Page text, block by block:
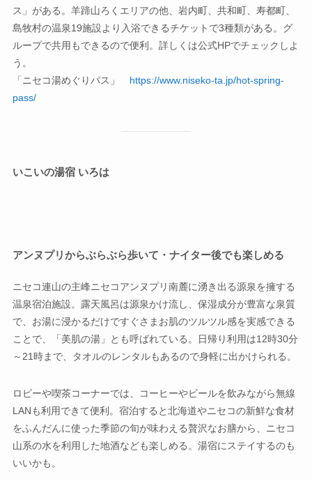
ス」がある。羊蹄山ろくエリアの他、岩内町、共和町、寿都町、
島牧村の温泉19施設より入浴できるチケットで3種類がある。グ
ループで共用もできるので便利。詳しくは公式HPでチェックしよ
う。
「ニセコ湯めぐりパス」 https://www.niseko-ta.jp/hot-spring-
pass/
いこいの湯宿 いろは
アンヌプリからぶらぶら歩いて・ナイター後でも楽しめる
ニセコ連山の主峰ニセコアンヌプリ南麓に湧き出る源泉を擁する
温泉宿泊施設。露天風呂は源泉かけ流し、保湿成分が豊富な泉質
で、お湯に浸かるだけですぐさまお肌のツルツル感を実感できる
ことで、「美肌の湯」とも呼ばれている。日帰り利用は12時30分
～21時まで、タオルのレンタルもあるので身軽に出かけられる。
ロビーや喫茶コーナーでは、コーヒーやビールを飲みながら無線
LANも利用できて便利。宿泊すると北海道やニセコの新鮮な食材
をふんだんに使った季節の旬が味わえる贅沢なお膳から、ニセコ
山系の水を利用した地酒なども楽しめる。湯宿にステイするのも
いいかも。